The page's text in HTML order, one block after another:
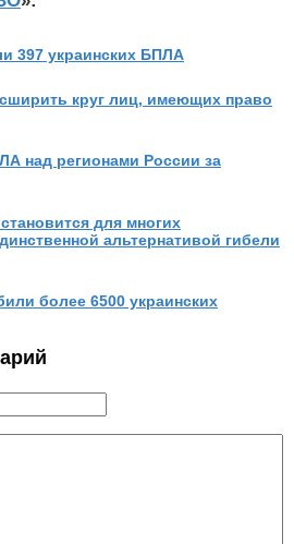
397 украинских БПЛА
круг лиц, имеющих право
над регионами России за
для многих
альтернативой гибели
более 6500 украинских